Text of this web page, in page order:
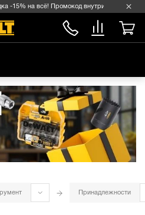
-15% на всё! Промокод внутри →
Принадлежности